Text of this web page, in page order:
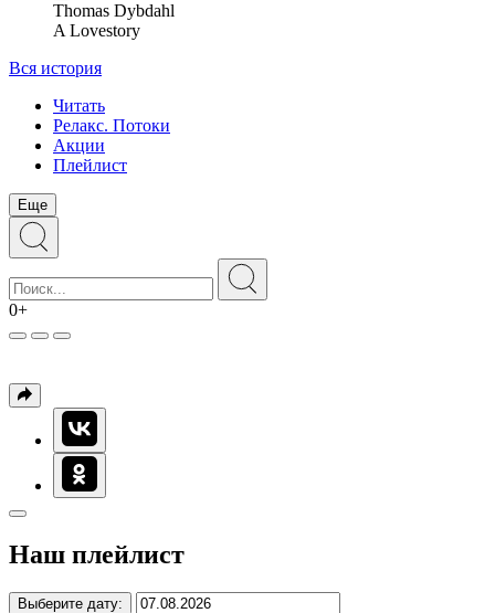
Thomas Dybdahl
A Lovestory
Вся история
Читать
Релакс. Потоки
Акции
Плейлист
Еще
0+
Наш плейлист
Выберите дату: